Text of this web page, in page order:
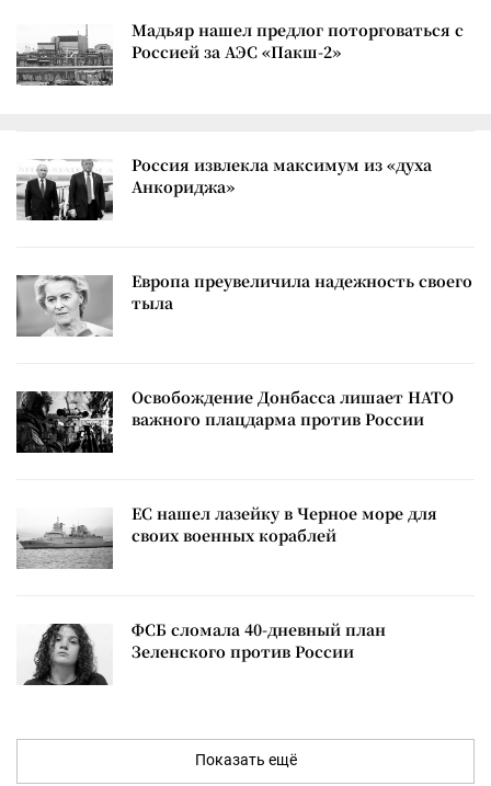
Мадьяр нашел предлог поторговаться с
Россией за АЭС «Пакш-2»
Россия извлекла максимум из «духа
Анкориджа»
Европа преувеличила надежность своего
тыла
Освобождение Донбасса лишает НАТО
важного плацдарма против России
ЕС нашел лазейку в Черное море для
своих военных кораблей
ФСБ сломала 40-дневный план
Зеленского против России
Показать ещё